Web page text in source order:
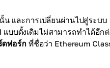
น และการเปลี่ยนผ่านไปสู่ระบบ
แบบดั้งเดิมไม่สามารถทำได้อีก
ดฟอร์กที่ชื่อว่า Ethereum